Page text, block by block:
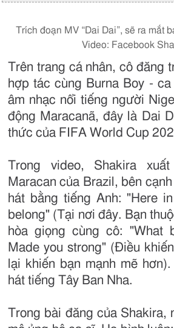
Trích đoạn MV “Dai Dai”, sẽ ra mắt
Video: Facebook
Trên trang cá nhân, cô đăng
hợp tác cùng Burna Boy -
âm nhạc nổi tiếng người
động Maracanã, đây là Dai
thức của FIFA World Cup
Trong video, Shakira
Maracan của Brazil, bên
hát bằng tiếng Anh: "Here
belong" (Tại nơi đây. Bạn
hòa giọng cùng cô: "What
Made you strong" (Điều
lại khiến bạn mạnh mẽ
hát tiếng Tây Ban Nha.
Trong bài đăng của Shakira,